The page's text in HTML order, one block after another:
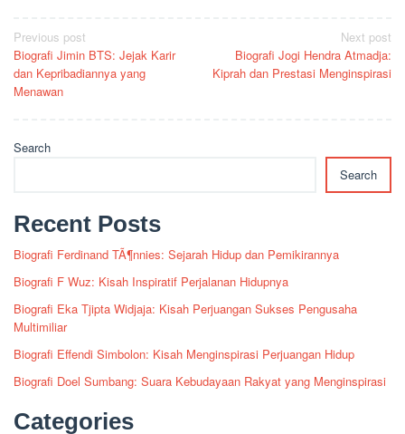
Post
navigation
Previous post
Biografi Jimin BTS: Jejak Karir
dan Kepribadiannya yang
Menawan
Next post
Biografi Jogi Hendra Atmadja:
Kiprah dan Prestasi Menginspirasi
Search
Search
Recent Posts
Biografi Ferdinand TÃ¶nnies: Sejarah Hidup dan Pemikirannya
Biografi F Wuz: Kisah Inspiratif Perjalanan Hidupnya
Biografi Eka Tjipta Widjaja: Kisah Perjuangan Sukses Pengusaha
Multimiliar
Biografi Effendi Simbolon: Kisah Menginspirasi Perjuangan Hidup
Biografi Doel Sumbang: Suara Kebudayaan Rakyat yang Menginspirasi
Categories